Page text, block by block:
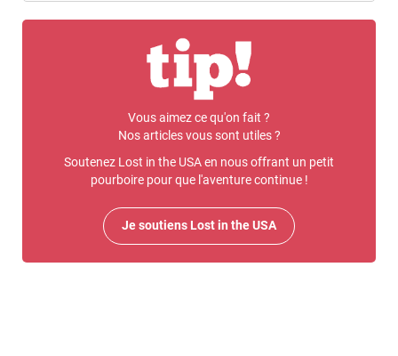
Vous aimez ce qu'on fait ?
Nos articles vous sont utiles ?
Soutenez Lost in the USA en nous offrant un petit
pourboire pour que l'aventure continue !
Je soutiens Lost in the USA